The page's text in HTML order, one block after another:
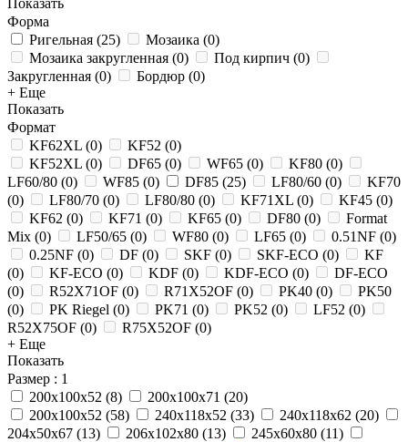
Показать
Форма
Ригельная (25) Мозаика (0)
Мозаика закругленная (0) Под кирпич (0)
Закругленная (0) Бордюр (0)
+ Еще
Показать
Формат
KF62XL (0) KF52 (0)
KF52XL (0) DF65 (0) WF65 (0) KF80 (0)
LF60/80 (0) WF85 (0) DF85 (25) LF80/60 (0)
KF70
(0) LF80/70 (0) LF80/80 (0) KF71XL (0) KF45 (0)
KF62 (0) KF71 (0) KF65 (0) DF80 (0)
Format
Mix (0) LF50/65 (0) WF80 (0) LF65 (0) 0.51NF (0)
0.25NF (0) DF (0) SKF (0) SKF-ECO (0)
KF
(0) KF-ECO (0) KDF (0) KDF-ECO (0)
DF-ECO
(0) R52X71OF (0) R71X52OF (0) PK40 (0)
PK50
(0) PK Riegel (0) PK71 (0) PK52 (0) LF52 (0)
R52X75OF (0) R75X52OF (0)
+ Еще
Показать
Размер : 1
200х100х52 (8) 200x100x71 (20)
200x100x52 (58) 240x118x52 (33) 240x118x62 (20)
204x50x67 (13) 206x102x80 (13) 245x60x80 (11)